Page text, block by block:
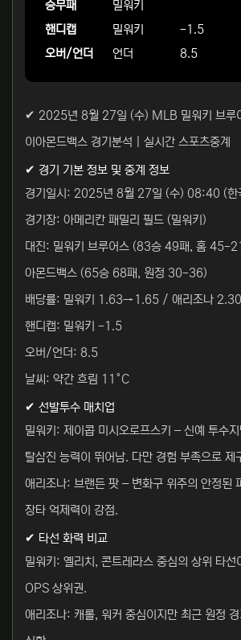
승무패 밀워키
핸디캡
밀워키 -1.5
오버/언더
언더 8.5
✔ 2025년 8월 27일 (수) MLB 밀워키 브루
이아몬드백스 경기분석 | 실시간 스포츠중계
✔ 경기 기본 정보 및 중계 정보
경기일시: 2025년 8월 27일 (수) 08:40 (한
경기장: 아메리칸 패밀리 필드 (밀워키)
대진: 밀워키 브루어스 (83승 49패, 홈 45-
아몬드백스 (65승 68패, 원정 30-36)
배당률: 밀워키 1.63→1.65 / 애리조나
핸디캡: 밀워키 -1.5
오버/언더: 8.5
날씨: 약간 흐림 11°C
✔ 선발투수 매치업
밀워키: 제이콥 미시오로프스키 – 신예 투수
탈삼진 능력이 뛰어남. 다만 경험 부족으로 제
애리조나: 브랜든 팟 – 변화구 위주의 안정된
장타 억제력이 강점.
✔ 타선 화력 비교
밀워키: 옐리치, 콘트레라스 중심의 상위 타선
OPS 상위권.
애리조나: 캐롤, 워커 중심이지만 최근 원정